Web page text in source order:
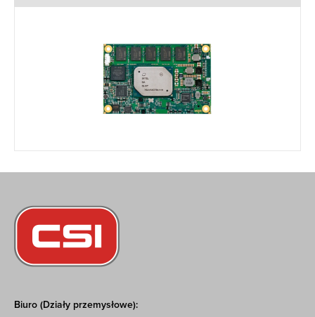
Biuro (Działy przemysłowe):